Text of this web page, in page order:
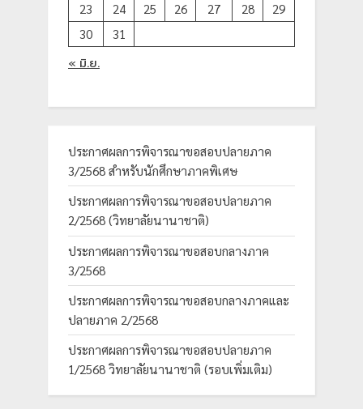
23
24 25 26 27 28
29
30
31
« มิ.ย.
ประกาศผลการพิจารณาขอสอบปลายภาค
3/2568 สำหรับนักศึกษาภาคพิเศษ
ประกาศผลการพิจารณาขอสอบปลายภาค
2/2568 (วิทยาลัยนานาชาติ)
ประกาศผลการพิจารณาขอสอบกลางภาค
3/2568
ประกาศผลการพิจารณาขอสอบกลางภาคและ
ปลายภาค 2/2568
ประกาศผลการพิจารณาขอสอบปลายภาค
1/2568 วิทยาลัยนานาชาติ (รอบเพิ่มเติม)